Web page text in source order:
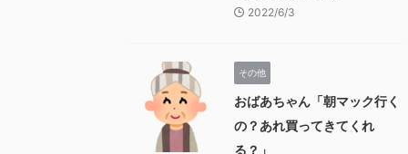
2022/6/3
その他
おばあちゃん「朝マック行く
の？あれ買ってきてくれ
る？」